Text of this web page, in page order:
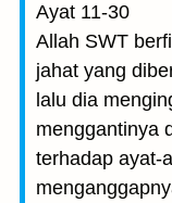
Ayat 11-30
Allah SWT
jahat yang
lalu dia
menggantinya
terhadap ayat-